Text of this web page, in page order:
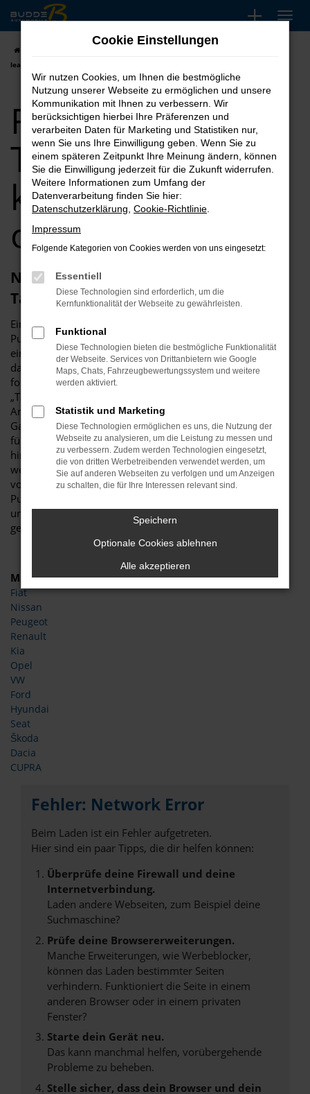
Zum
Hauptinhalt
springen
Ford Puma Tageszulassung kaufen,
leasen oder finanzieren
Ford Puma
Tageszulassung
kaufen, leasen
oder finanzieren
Neu und günstig: die Ford Puma
Tageszulassung
Ein Zaubertrick? Keineswegs. Und doch bietet eine Ford
Puma Tageszulassung ein zauberhaftes Preisniveau für
einen echten Neuwagen. Die Besonderheit besteht darin,
dass ein Neufahrzeug im Handumdrehen zu einem
formellen Gebrauchtwagen umdeklariert wird. Der Name
„Tageszulassung“ zeigt bereits an, dass dies durch das
Anmelden für genau einen Tag möglich ist. Warum das
Ganze? Ganz einfach, um eine Ford Puma Tageszulassung
für die Kundinnen und Kunden günstiger zu machen und
hinsichtlich der Rabatte frei zu sein. Klassische Neuwagen
werden seitens der Automobilhersteller mit
vorgeschriebenen Listenpreisen reglementiert – eine Ford
Puma Tageszulassung kann diese Preise deutlich
unterbieten. Dass es sich dabei um einen noch nicht
gefahrenen Neuwagen handelt, versteht sich von selbst.
Marken
Fiat
Nissan
Peugeot
Renault
Kia
Opel
VW
Ford
Hyundai
Seat
Škoda
Dacia
CUPRA
Fehler: Network Error
Beim Laden ist ein Fehler aufgetreten.
Hier sind ein paar Tipps, die dir helfen können:
Überprüfe deine Firewall und deine
Internetverbindung.
Laden andere Webseiten, zum Beispiel deine
Suchmaschine?
Prüfe deine Browsererweiterungen.
Manche Erweiterungen, wie Werbeblocker,
können das Laden bestimmter Seiten
verhindern. Funktioniert die Seite in einem
anderen Browser oder in einem privaten
Fenster?
Starte dein Gerät neu.
Das kann manchmal helfen, vorübergehende
Probleme zu beheben.
Stelle sicher, dass dein Browser und dein
Cookie Einstellungen
Wir nutzen Cookies, um Ihnen die bestmögliche
Nutzung unserer Webseite zu ermöglichen und unsere
Kommunikation mit Ihnen zu verbessern. Wir
berücksichtigen hierbei Ihre Präferenzen und
verarbeiten Daten für Marketing und Statistiken nur,
wenn Sie uns Ihre Einwilligung geben. Wenn Sie zu
einem späteren Zeitpunkt Ihre Meinung ändern, können
Sie die Einwilligung jederzeit für die Zukunft widerrufen.
Weitere Informationen zum Umfang der
Datenverarbeitung finden Sie hier:
Datenschutzerklärung Cookie-Richtlinie
Impressum
Folgende Kategorien von Cookies werden von uns eingesetzt:
Essentiell
Diese Technologien sind erforderlich, um die
Kernfunktionalität der Webseite zu gewährleisten.
Funktional
Diese Technologien bieten die bestmögliche Funktionalität
der Webseite. Services von Drittanbietern wie Google
Maps, Chats, Fahrzeugbewertungssystem und weitere
werden aktiviert.
Statistik und Marketing
Diese Technologien ermöglichen es uns, die Nutzung der
Webseite zu analysieren, um die Leistung zu messen und
zu verbessern. Zudem werden Technologien eingesetzt,
die von dritten Werbetreibenden verwendet werden, um
Sie auf anderen Webseiten zu verfolgen und um Anzeigen
zu schalten, die für Ihre Interessen relevant sind.
Speichern
Optionale Cookies ablehnen
Alle akzeptieren